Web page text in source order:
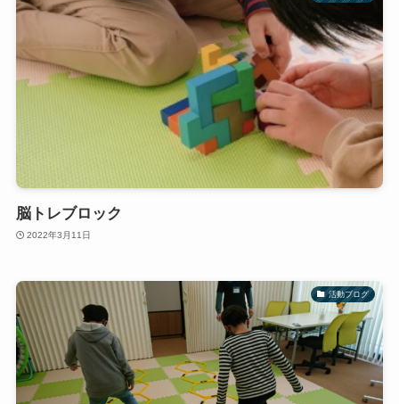
脳トレブロック
2022年3月11日
活動ブログ